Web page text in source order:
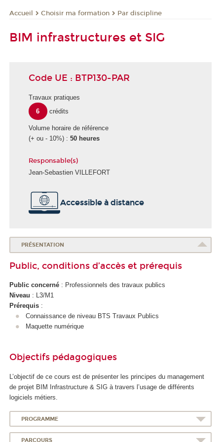
Accueil Choisir ma formation Par discipline
BIM infrastructures et SIG
Code UE : BTP130-PAR
Travaux pratiques
6
crédits
Volume horaire de référence
(+ ou - 10%) : 50 heures
Responsable(s)
Jean-Sebastien VILLEFORT
É
o
d
u
n
m
é
r
i
q
e
d
e
l
'
I
Accessible à distance
PRÉSENTATION
Public, conditions d’accès et prérequis
Public concerné : Professionnels des travaux publics
Niveau : L3/M1
Prérequis :
Connaissance de niveau BTS Travaux Publics
Maquette numérique
Objectifs pédagogiques
L’objectif de ce cours est de présenter les principes du management
de projet BIM Infrastructure & SIG à travers l’usage de différents
logiciels métiers.
PROGRAMME
PARCOURS